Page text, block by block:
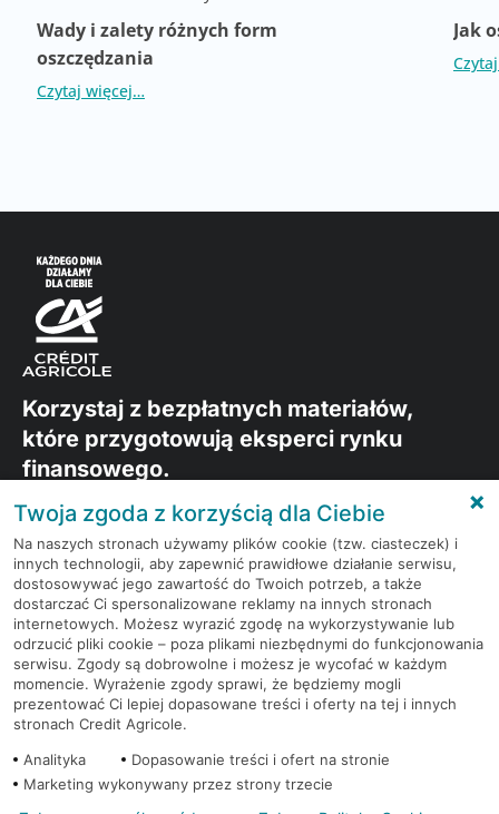
Wady i zalety różnych form
oszczędzania
Czytaj więcej…
Jak
Korzystaj z bezpłatnych materiałów,
które przygotowują eksperci rynku
finansowego.
Dołącz do grona subskrybentów Newslettera i bądź
na bieżąco z nowościami i promocjami
Zapisz się
Twoja zgoda z korzyścią dla Ciebie
Na naszych stronach używamy plików cookie (tzw. ciasteczek) i
innych technologii, aby zapewnić prawidłowe działanie serwisu,
dostosowywać jego zawartość do Twoich potrzeb, a także
dostarczać Ci spersonalizowane reklamy na innych stronach
internetowych. Możesz wyrazić zgodę na wykorzystywanie lub
odrzucić pliki cookie – poza plikami niezbędnymi do funkcjonowania
serwisu. Zgody są dobrowolne i możesz je wycofać w każdym
momencie. Wyrażenie zgody sprawi, że będziemy mogli
prezentować Ci lepiej dopasowane treści i oferty na tej i innych
stronach Credit Agricole.
Analityka
Dopasowanie treści i ofert na stronie
Marketing wykonywany przez strony trzecie